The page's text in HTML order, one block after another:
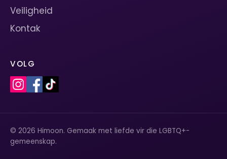
Veiligheid
Kontak
VOLG
© 2026 Himoon. Gemaak met liefde vir die LGBTQ+-
gemeenskap.